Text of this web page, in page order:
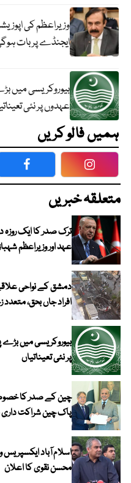
وزیراعظم کی
ایجنڈے پر بات
بیوروکریسی میں
عہدوں پر نئی
ہمیں فالو کریں
Facebook
متعلقہ خبریں
ترک صدر کا ایک روزہ
عہد اور وزیراعظم
افراد جاں بحق،
بیوروکریسی میں بڑے
پر نئی تعیناتیاں
چین کے صدر کا
پاک چین شراکت داری
اسلام آباد
محسن نقوی کا اعلان